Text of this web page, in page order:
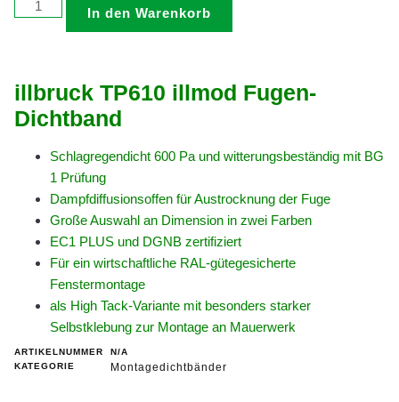
In den Warenkorb
illbruck TP610 illmod Fugen-
Dichtband
Schlagregendicht 600 Pa und witterungsbeständig mit BG
1 Prüfung
Dampfdiffusionsoffen für Austrocknung der Fuge
Große Auswahl an Dimension in zwei Farben
EC1 PLUS und DGNB zertifiziert
Für ein wirtschaftliche RAL-gütegesicherte
Fenstermontage
als High Tack-Variante mit besonders starker
Selbstklebung zur Montage an Mauerwerk
ARTIKELNUMMER
N/A
KATEGORIE
Montagedichtbänder